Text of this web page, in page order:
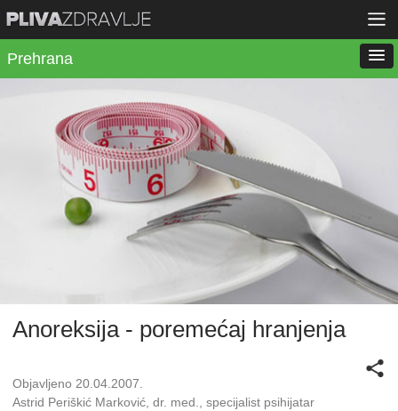
Prehrana
Anoreksija - poremećaj hranjenja
Objavljeno 20.04.2007.
Astrid Periškić Marković, dr. med., specijalist psihijatar